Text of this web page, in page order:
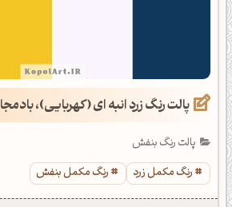
پالت رنگ زرد انبه ای (کهربایی)،
پالت رنگ بنفش
رنگ مکمل زرد
رنگ مکمل بنفش